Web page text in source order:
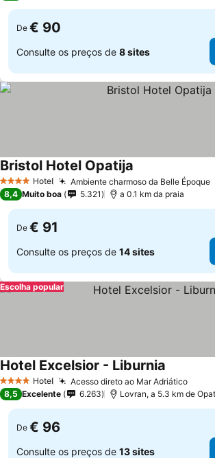
De € 90
Consulte os preços de 8 sites
4 EstrelasHotel Ambiente charmoso da Belle Époque
Bristol Hotel Opatija
8,4 Muito boa 5.321 a 0.1 km da praia
De € 91
Consulte os preços de 14 sites
Escolha popular
4 EstrelasHotel Acesso direto ao Mar Adriático
Hotel Excelsior - Liburnia
8,5 Excelente 6.263 Lovran, a 5.3 km de
De € 96
Consulte os preços de 13 sites